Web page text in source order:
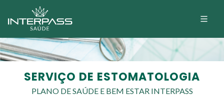
SERVIÇO DE ESTOMATOLOGIA
PLANO DE SAÚDE E BEM ESTAR INTERPASS